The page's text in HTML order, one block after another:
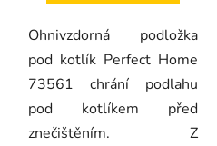
Ohnivzdorná podložka
pod kotlík Perfect Home
73561 chrání podlahu
pod kotlíkem před
znečištěním. Z